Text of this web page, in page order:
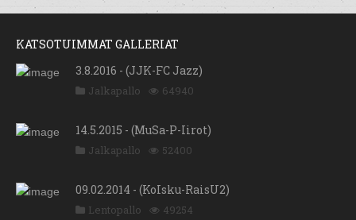
KATSOTUIMMAT GALLERIAT
3.8.2016 - (JJK-FC Jazz)
Jalkapallo 64940
14.5.2015 - (MuSa-P-Iirot)
Jalkapallo 52400
09.02.2014 - (KoIsku-RaisU2)
Lentopallo 49254